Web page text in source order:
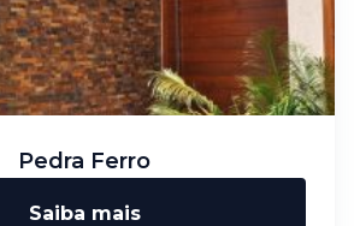
Pedra Ferro
Saiba mais